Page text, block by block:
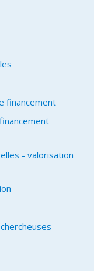
financement
- valorisation